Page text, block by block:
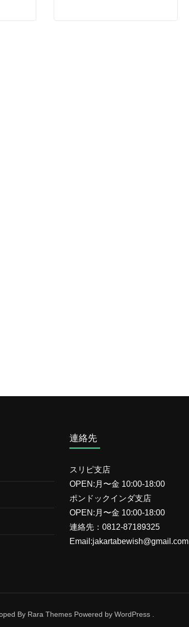
連絡先
スリピ支店
OPEN:月〜金 10:00-18:00
ポンドックインダ支店
OPEN:月〜金 10:00-18:00
連絡先：0812-87189325
Email:jakartabewish@gmail.com
By Rara Themes Powered by WordPress .